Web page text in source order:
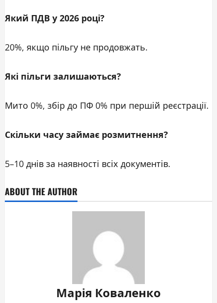
Який ПДВ у 2026 році?
20%, якщо пільгу не продовжать.
Які пільги залишаються?
Мито 0%, збір до ПФ 0% при першій реєстрації.
Скільки часу займає розмитнення?
5–10 днів за наявності всіх документів.
ABOUT THE AUTHOR
Марія Коваленко